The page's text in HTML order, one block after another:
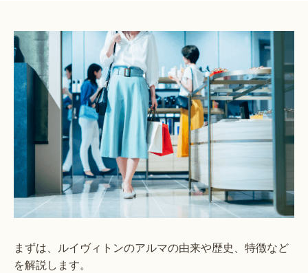
まずは、ルイヴィトンのアルマの由来や歴史、特徴など
を解説します。